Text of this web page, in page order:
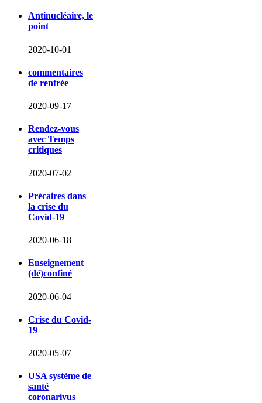
Antinucléaire, le
point
2020-10-01
commentaires
de rentrée
2020-09-17
Rendez-vous
avec Temps
critiques
2020-07-02
Précaires dans
la crise du
Covid-19
2020-06-18
Enseignement
(dé)confiné
2020-06-04
Crise du Covid-
19
2020-05-07
USA système de
santé
coronarivus